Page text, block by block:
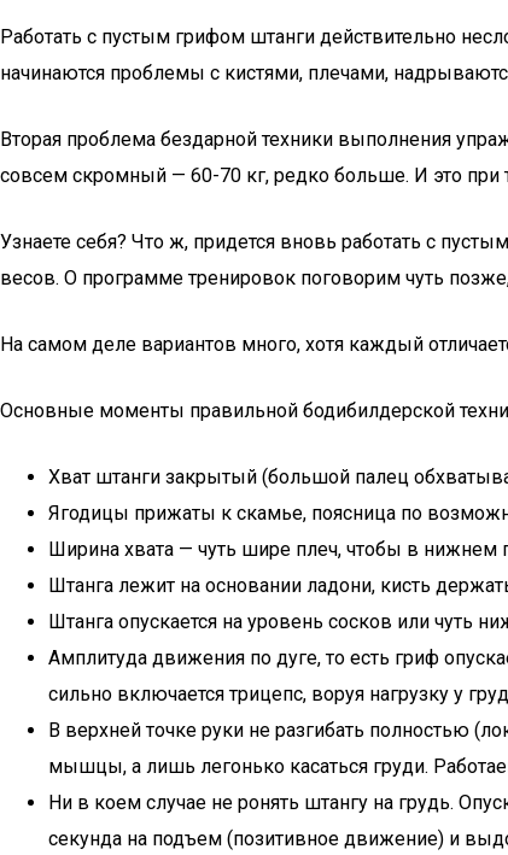
Работать с пустым грифом штанги действительно
начинаются проблемы с кистями, плечами,
Вторая проблема бездарной техники выполнения
совсем скромный — 60-70 кг, редко больше. И это
Узнаете себя? Что ж, придется вновь работать с
весов. О программе тренировок поговорим чуть
На самом деле вариантов много, хотя каждый
Основные моменты правильной бодибилдерской
Хват штанги закрытый (большой палец
Ягодицы прижаты к скамье, поясница по
Ширина хвата — чуть шире плеч, чтобы в нижнем
Штанга лежит на основании ладони, кисть
Штанга опускается на уровень сосков или чуть
Амплитуда движения по дуге, то есть гриф
сильно включается трицепс, воруя нагрузку у
В верхней точке руки не разгибать полностью
мышцы, а лишь легонько касаться груди.
Ни в коем случае не ронять штангу на грудь.
секунда на подъем (позитивное движение) и